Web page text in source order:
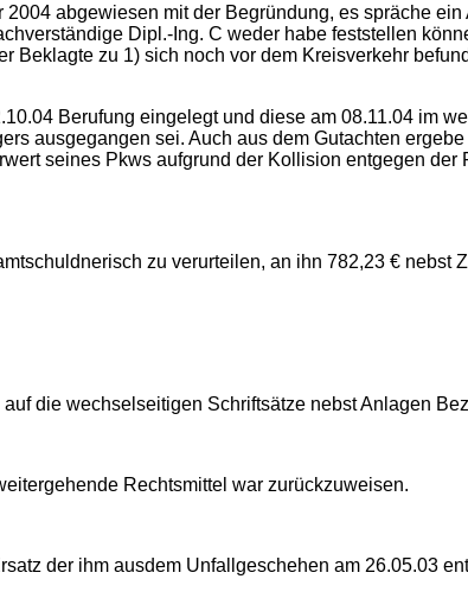
abgewiesen mit der Begründung, es spräche
Dipl.-Ing. C weder habe feststellen
Beklagte zu 1) sich noch vor dem Kreisverkehr
Berufung eingelegt und diese am 08.11.04 im
ausgegangen sei. Auch aus dem Gutachten
seines Pkws aufgrund der Kollision entgegen
zu verurteilen, an ihn 782,23 € nebst
die wechselseitigen Schriftsätze nebst Anlagen
Rechtsmittel war zurückzuweisen.
der ihm ausdem Unfallgeschehen am 26.05.03